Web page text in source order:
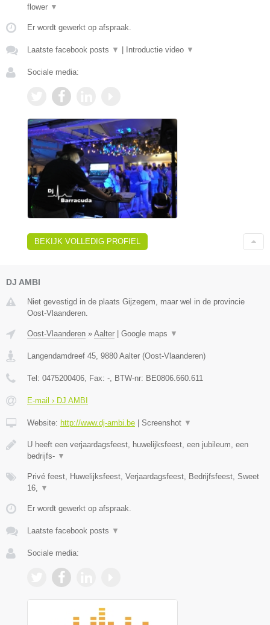
flower ▼
Er wordt gewerkt op afspraak.
Laatste facebook posts ▼ Introductie video ▼
Sociale media:
BEKIJK VOLLEDIG PROFIEL
DJ AMBI
Niet gevestigd in de plaats Gijzegem, maar wel in de provincie
Oost-Vlaanderen.
Oost-Vlaanderen » Aalter Google maps ▼
Langendamdreef 45 9880 Aalter (Oost-Vlaanderen)
Tel: 0475200406 , Fax: - , BTW-nr: BE0806.660.611
E-mail › DJ AMBI
Website: http://www.dj-ambi.be Screenshot ▼
U heeft een verjaardagsfeest, huwelijksfeest, een jubileum, een
bedrijfs- ▼
Privé feest, Huwelijksfeest, Verjaardagsfeest, Bedrijfsfeest, Sweet
16,
▼
Er wordt gewerkt op afspraak.
Laatste facebook posts ▼
Sociale media: